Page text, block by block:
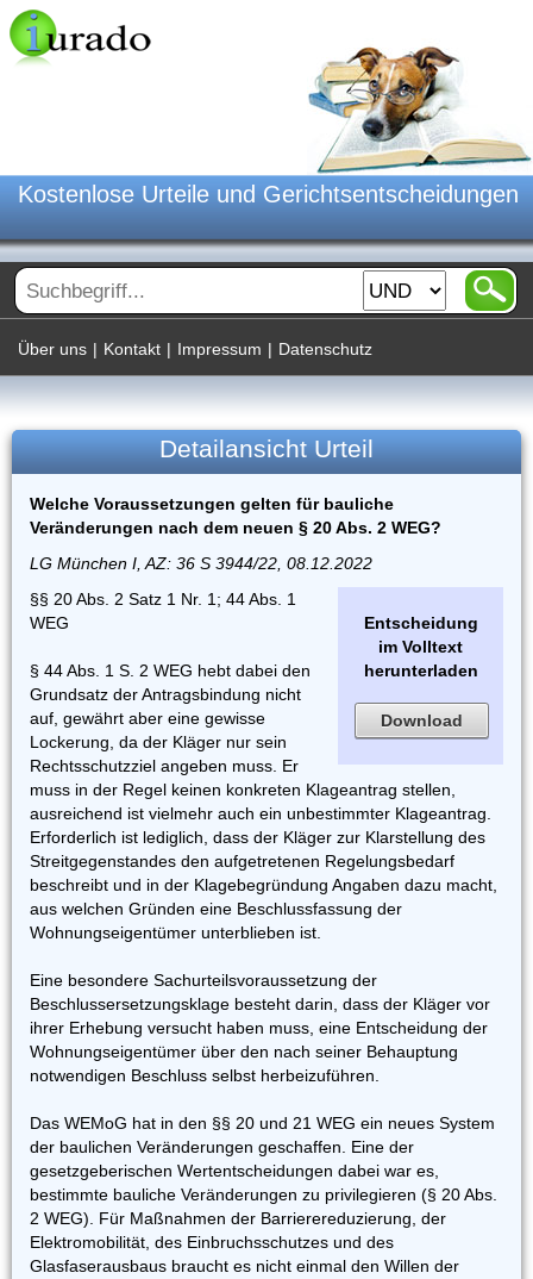
Kostenlose Urteile und Gerichtsentscheidungen
Über uns | Kontakt | Impressum | Datenschutz
Detailansicht Urteil
Welche Voraussetzungen gelten für bauliche
Veränderungen nach dem neuen § 20 Abs. 2 WEG?
LG München I, AZ: 36 S 3944/22, 08.12.2022
Entscheidung
im Volltext
herunterladen
Download
§§ 20 Abs. 2 Satz 1 Nr. 1; 44 Abs. 1
WEG
§ 44 Abs. 1 S. 2 WEG hebt dabei den
Grundsatz der Antragsbindung nicht
auf, gewährt aber eine gewisse
Lockerung, da der Kläger nur sein
Rechtsschutzziel angeben muss. Er
muss in der Regel keinen konkreten Klageantrag stellen,
ausreichend ist vielmehr auch ein unbestimmter Klageantrag.
Erforderlich ist lediglich, dass der Kläger zur Klarstellung des
Streitgegenstandes den aufgetretenen Regelungsbedarf
beschreibt und in der Klagebegründung Angaben dazu macht,
aus welchen Gründen eine Beschlussfassung der
Wohnungseigentümer unterblieben ist.
Eine besondere Sachurteilsvoraussetzung der
Beschlussersetzungsklage besteht darin, dass der Kläger vor
ihrer Erhebung versucht haben muss, eine Entscheidung der
Wohnungseigentümer über den nach seiner Behauptung
notwendigen Beschluss selbst herbeizuführen.
Das WEMoG hat in den §§ 20 und 21 WEG ein neues System
der baulichen Veränderungen geschaffen. Eine der
gesetzgeberischen Wertentscheidungen dabei war es,
bestimmte bauliche Veränderungen zu privilegieren (§ 20 Abs.
2 WEG). Für Maßnahmen der Barrierereduzierung, der
Elektromobilität, des Einbruchsschutzes und des
Glasfaserausbaus braucht es nicht einmal den Willen der